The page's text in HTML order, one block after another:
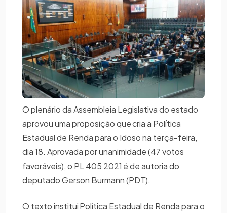
O plenário da Assembleia Legislativa do estado
aprovou uma proposição que cria a Política
Estadual de Renda para o Idoso na terça-feira,
dia 18. Aprovada por unanimidade (47 votos
favoráveis), o PL 405 2021 é de autoria do
deputado Gerson Burmann (PDT).
O texto institui Política Estadual de Renda para o